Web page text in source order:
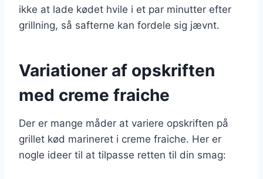
ikke at lade kødet hvile i et par minutter efter
grillning, så safterne kan fordele sig jævnt.
Variationer af opskriften
med creme fraiche
Der er mange måder at variere opskriften på
grillet kød marineret i creme fraiche. Her er
nogle ideer til at tilpasse retten til din smag: